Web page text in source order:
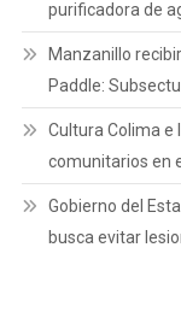
purificadora de
Manzanillo
Paddle:
Cultura Colima e
comunitarios en
Gobierno del
busca evitar